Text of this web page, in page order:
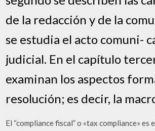
de la redacción y de la
se estudia el acto comuni-
judicial. En el capítulo
examinan los aspectos
resolución; es decir, la
El “compliance fiscal” o «tax compliance» es